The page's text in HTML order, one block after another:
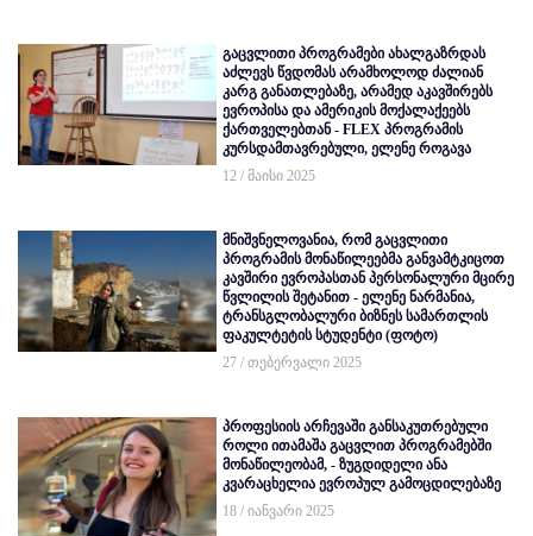
გაცვლითი პროგრამები ახალგაზრდას
აძლევს წვდომას არამხოლოდ ძალიან
კარგ განათლებაზე, არამედ აკავშირებს
ევროპისა და ამერიკის მოქალაქეებს
ქართველებთან - FLEX პროგრამის
კურსდამთავრებული, ელენე როგავა
12 / მაისი 2025
მნიშვნელოვანია, რომ გაცვლითი
პროგრამის მონაწილეებმა განვამტკიცოთ
კავშირი ევროპასთან პერსონალური მცირე
წვლილის შეტანით - ელენე ნარმანია,
ტრანსგლობალური ბიზნეს სამართლის
ფაკულტეტის სტუდენტი (ფოტო)
27 / თებერვალი 2025
პროფესიის არჩევაში განსაკუთრებული
როლი ითამაშა გაცვლით პროგრამებში
მონაწილეობამ, - ზუგდიდელი ანა
კვარაცხელია ევროპულ გამოცდილებაზე
18 / იანვარი 2025